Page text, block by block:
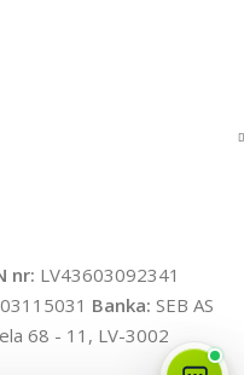
nr: LV43603092341
Banka: SEB AS
68 - 11, LV-3002